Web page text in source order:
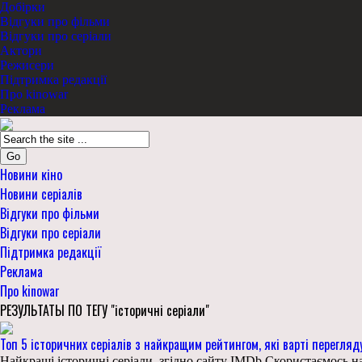
Добірки
Відгуки про фільми
Відгуки про серіали
Актори
Режисери
Підтримка редакції
Про kinowar
Реклама
Go
Новини кіно
Новини серіалів
Відгуки про фільми
Відгуки про серіали
Підтримка редакції
Реклама
Про kinowar
РЕЗУЛЬТАТЫ ПО ТЕГУ "історичні серіали"
Топ 5 історичних серіалів з найкращим рейтингом, які варті